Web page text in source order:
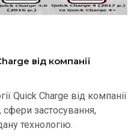
від компанії
Quick Charge від компанії
сфери застосування,
технологію.